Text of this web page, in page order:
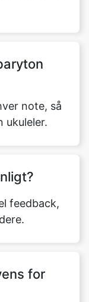
note, så
ukuleler.
feedback,
for